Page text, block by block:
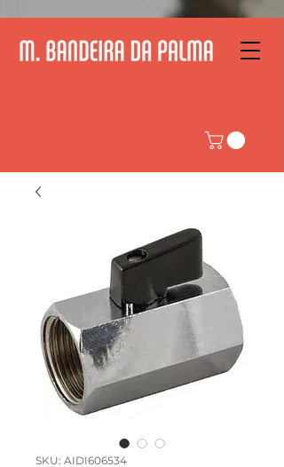
SKU: AIDI606534